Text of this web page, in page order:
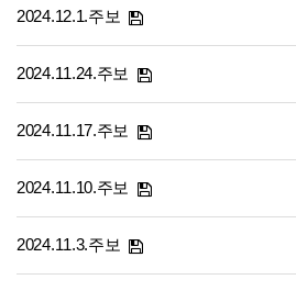
2024.12.1.주보
2024.11.24.주보
2024.11.17.주보
2024.11.10.주보
2024.11.3.주보